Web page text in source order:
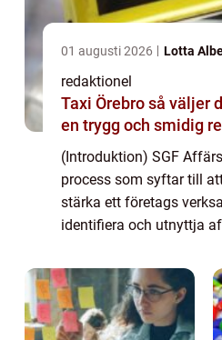
01 augusti 2026 Lotta
redaktionel
Taxi Örebro så väljer du rätt bolag för
en trygg och smidig
(Introduktion) SGF
process som syftar till
stärka ett företags
identifiera och utnyttja
översikt, presentera